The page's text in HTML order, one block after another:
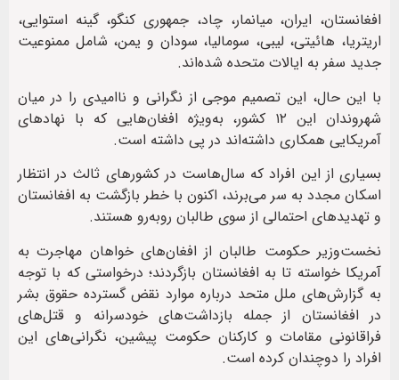
افغانستان، ایران، میانمار، چاد، جمهوری کنگو، گینه استوایی،
اریتریا، هائیتی، لیبی، سومالیا، سودان و یمن، شامل ممنوعیت
جدید سفر به ایالات متحده شده‌اند.
با این حال، این تصمیم موجی از نگرانی و ناامیدی را در میان
شهروندان این ۱۲ کشور، به‌ویژه افغان‌هایی که با نهادهای
آمریکایی همکاری داشته‌اند در پی داشته است.
بسیاری از این افراد که سال‌هاست در کشورهای ثالث در انتظار
اسکان مجدد به سر می‌برند، اکنون با خطر بازگشت به افغانستان
و تهدیدهای احتمالی از سوی طالبان روبه‌رو هستند.
نخست‌وزیر حکومت طالبان از افغان‌های خواهان مهاجرت به
آمریکا خواسته تا به افغانستان بازگردند؛ درخواستی که با توجه
به گزارش‌های ملل متحد درباره موارد نقض گسترده‌ حقوق بشر
در افغانستان از جمله بازداشت‌های خودسرانه و قتل‌های
فراقانونی مقامات و کارکنان حکومت پیشین، نگرانی‌های این
افراد را دوچندان کرده است.